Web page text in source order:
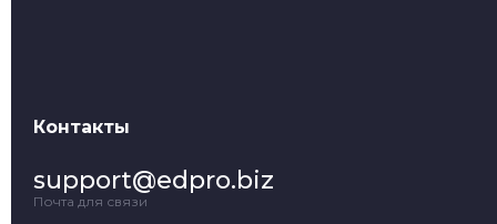
Контакты
support@edpro.biz
Почта для связи